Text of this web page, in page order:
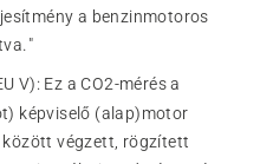
a benzinmotoros
V): Ez a CO2-mérés a
képviselő (alap)motor
végzett, rögzített